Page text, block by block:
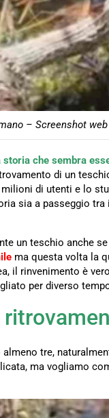
– Screenshot
storia che sembra
di un
di utenti e lo
sia a passeggio tra
un teschio anche
ma questa volta la
il rinvenimento è
per diverso
tre,
ma vogliamo